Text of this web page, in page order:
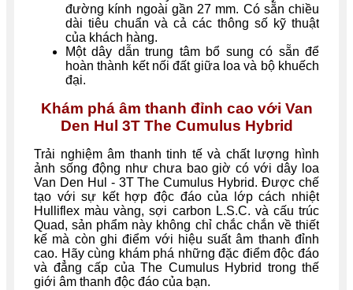
đường kính ngoài gần 27 mm. Có sẵn chiều
dài tiêu chuẩn và cả các thông số kỹ thuật
của khách hàng.
Một dây dẫn trung tâm bổ sung có sẵn để
hoàn thành kết nối đất giữa loa và bộ khuếch
đại.
Khám phá âm thanh đỉnh cao với Van
Den Hul 3T The Cumulus Hybrid
Trải nghiệm âm thanh tinh tế và chất lượng hình
ảnh sống động như chưa bao giờ có với dây loa
Van Den Hul - 3T The Cumulus Hybrid. Được chế
tạo với sự kết hợp độc đáo của lớp cách nhiệt
Hulliflex màu vàng, sợi carbon L.S.C. và cấu trúc
Quad, sản phẩm này không chỉ chắc chắn về thiết
kế mà còn ghi điểm với hiệu suất âm thanh đỉnh
cao. Hãy cùng khám phá những đặc điểm độc đáo
và đẳng cấp của The Cumulus Hybrid trong thế
giới âm thanh độc đáo của bạn.